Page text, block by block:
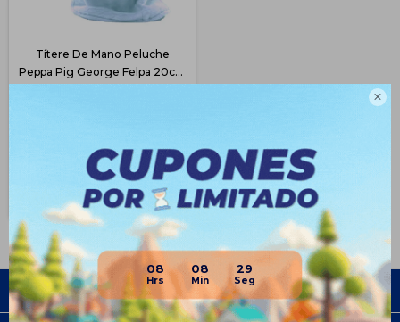

08 08 29
Títere De Mano Peluche
Peppa Pig George Felpa 20cm
$ 313
$ 331
Disponible Envío
Empresa